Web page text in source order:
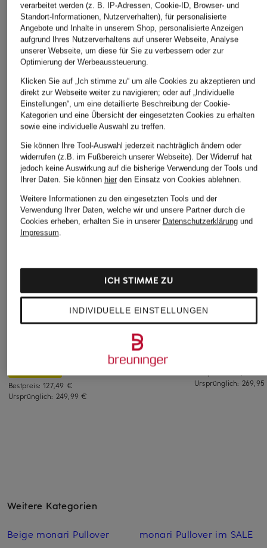
Flared Jeans ULTRA
Bestpreis:127,49 €
Ursprünglich: 249,99 €
Straight Jeans MAY
59,99 €
Bestpreis:50,99 €
99,95 €
Cropped Jeans
Ursprünglich:
Weitere Kategorien
Beige monari Pullover
monari Pullover im SALE
verarbeitet werden (z. B. IP-Adressen, Cookie-ID, Browser- und
Standort-Informationen, Nutzerverhalten), für personalisierte
Angebote und Inhalte in unserem Shop, personalisierte Anzeigen
aufgrund Ihres Nutzerverhaltens auf unserer Webseite, Analyse
unserer Webseite, um diese für Sie zu verbessern oder zur
Optimierung der Werbeaussteuerung.
Klicken Sie auf „Ich stimme zu“ um alle Cookies zu akzeptieren und
direkt zur Webseite weiter zu navigieren; oder auf „Individuelle
Einstellungen“, um eine detaillierte Beschreibung der Cookie-
Kategorien und eine Übersicht der eingesetzten Cookies zu erhalten
sowie eine individuelle Auswahl zu treffen.
Sie können Ihre Tool-Auswahl jederzeit nachträglich ändern oder
widerrufen (z.B. im Fußbereich unserer Webseite). Der Widerruf hat
jedoch keine Auswirkung auf die bisherige Verwendung der Tools und
Ihrer Daten. Sie können hierden Einsatz von Cookies ablehnen.
Weitere Informationen zu den eingesetzten Tools und der
Verwendung Ihrer Daten, welche wir und unsere Partner durch die
Cookies erheben, erhalten Sie in unserer Datenschutzerklärungund
Impressum.
INDIVIDUELLE EINSTELLUNGEN
ICH STIMME ZU